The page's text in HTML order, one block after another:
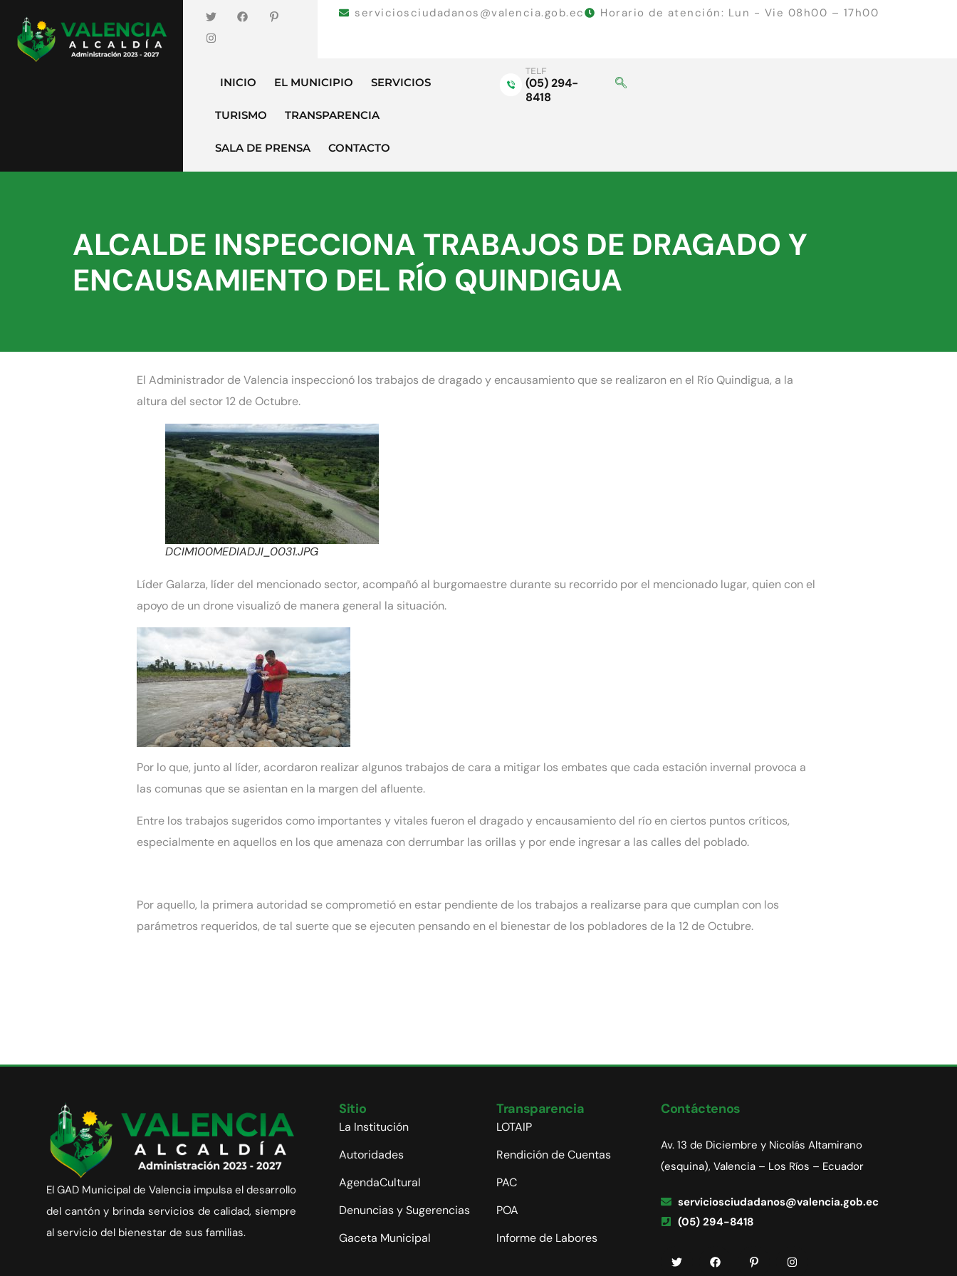
serviciosciudadanos@valencia.gob.ec Horario de atención: Lun - Vie 08h00 – 17h00
INICIO EL MUNICIPIO SERVICIOS
TURISMO TRANSPARENCIA
SALA DE PRENSA CONTACTO
TELF
(05) 294-
8418
ALCALDE INSPECCIONA TRABAJOS DE DRAGADO Y
ENCAUSAMIENTO DEL RÍO QUINDIGUA
El Administrador de Valencia inspeccionó los trabajos de dragado y encausamiento que se realizaron en el Río Quindigua, a la
altura del sector 12 de Octubre.
DCIM100MEDIADJI_0031.JPG
Líder Galarza, líder del mencionado sector, acompañó al burgomaestre durante su recorrido por el mencionado lugar, quien con el
apoyo de un drone visualizó de manera general la situación.
Por lo que, junto al líder, acordaron realizar algunos trabajos de cara a mitigar los embates que cada estación invernal provoca a
las comunas que se asientan en la margen del afluente.
Entre los trabajos sugeridos como importantes y vitales fueron el dragado y encausamiento del río en ciertos puntos críticos,
especialmente en aquellos en los que amenaza con derrumbar las orillas y por ende ingresar a las calles del poblado.
Por aquello, la primera autoridad se comprometió en estar pendiente de los trabajos a realizarse para que cumplan con los
parámetros requeridos, de tal suerte que se ejecuten pensando en el bienestar de los pobladores de la 12 de Octubre.
El GAD Municipal de Valencia impulsa el desarrollo
del cantón y brinda servicios de calidad, siempre
al servicio del bienestar de sus familias.
Sitio
La Institución
Autoridades
AgendaCultural
Denuncias y Sugerencias
Gaceta Municipal
Transparencia
LOTAIP
Rendición de Cuentas
PAC
POA
Informe de Labores
Contáctenos
Av. 13 de Diciembre y Nicolás Altamirano
(esquina), Valencia – Los Ríos – Ecuador
serviciosciudadanos@valencia.gob.ec
(05) 294-8418